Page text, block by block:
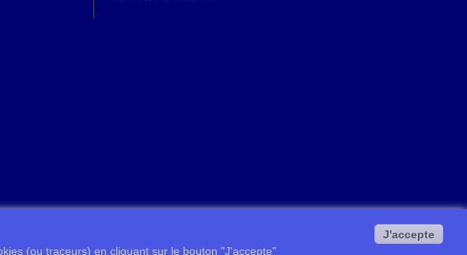
(ou traceurs) en cliquant sur le bouton "J'accepte"
J'accepte